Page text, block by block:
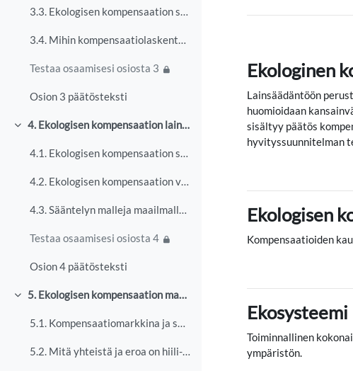
3.3. Ekologisen kompensaation suunnitteluun sisältyvät päätökset
3.4. Mihin kompensaatiolaskenta perustuu?
Testaa osaamisesi osiosta 3
Osion 3 päätösteksti
Tiivistä
4. Ekologisen kompensaation lainsäädäntö ja hallinto
4.1. Ekologisen kompensaation sääntely Suomessa
4.2. Ekologisen kompensaation viranomaiskäytäntö Suomessa
4.3. Sääntelyn malleja maailmalla - kansallisen lainsäädännön kehitysehdotuksia
Testaa osaamisesi osiosta 4
Osion 4 päätösteksti
Tiivistä
5. Ekologisen kompensaation markkinat ja avaintahot
5.1. Kompensaatiomarkkina ja sen eri toimijat
5.2. Mitä yhteistä ja eroa on hiili- ja ekologisen kompensaation markkinoilla
Ekologinen
Lainsäädäntöön
huomioidaan
sisältyy päätös
hyvityssuunnitelman
Ekologisen
Kompensaatioiden
Ekosysteemi
Toiminnallinen
ympäristön.